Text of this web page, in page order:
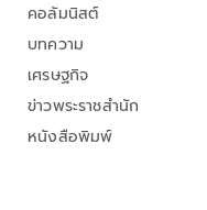
คอลัมนิสต์
บทความ
เศรษฐกิจ
ข่าวพระราชสำนัก
หนังสือพิมพ์